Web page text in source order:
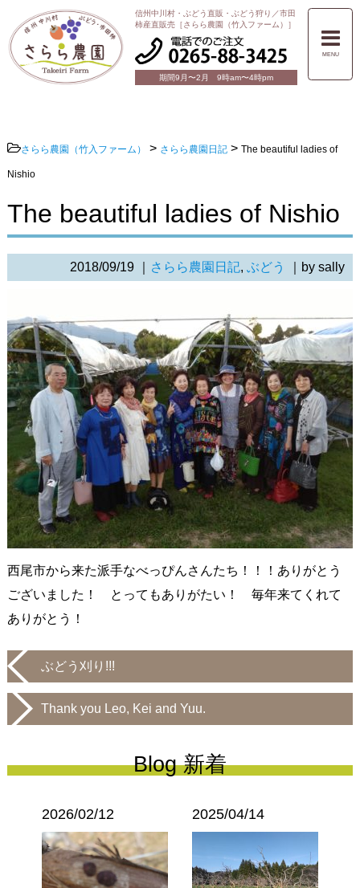
信州中川村・ぶどう直販・ぶどう狩り／市田
柿産直販売［さらら農園（竹入ファーム）］
期間9月〜2月 9時am〜4時pm
MENU
さらら農園（竹入ファーム） > さらら農園日記> The beautiful ladies of
Nishio
The beautiful ladies of Nishio
2018/09/19 さらら農園日記,ぶどう ｜by sally
西尾市から来た派手なべっぴんさんたち！！！ありがとう
ございました！ とってもありがたい！ 毎年来てくれて
ありがとう！
ぶどう刈り!!!
Thank you Leo, Kei and Yuu.
Blog 新着
2026/02/12 2025/04/14